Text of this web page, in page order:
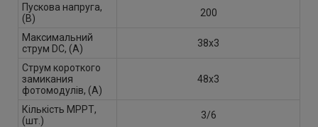
Пускова напруга,
(В)
200
Максимальний
струм DC, (A)
38x3
Струм короткого
замикания
фотомодулів, (А)
48х3
Кількість МРРТ,
(шт.)
3/6